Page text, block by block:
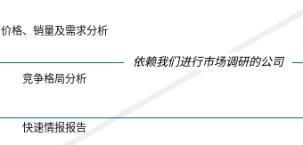
价格、销量及需求分析
竞争格局分析
快速情报报告
依赖我们进行市场调研的公司